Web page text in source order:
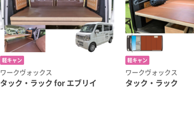
軽キャン
ワークヴォックス
タック・ラック for エブリイ
軽キャン
ワークヴォックス
タック・ラック